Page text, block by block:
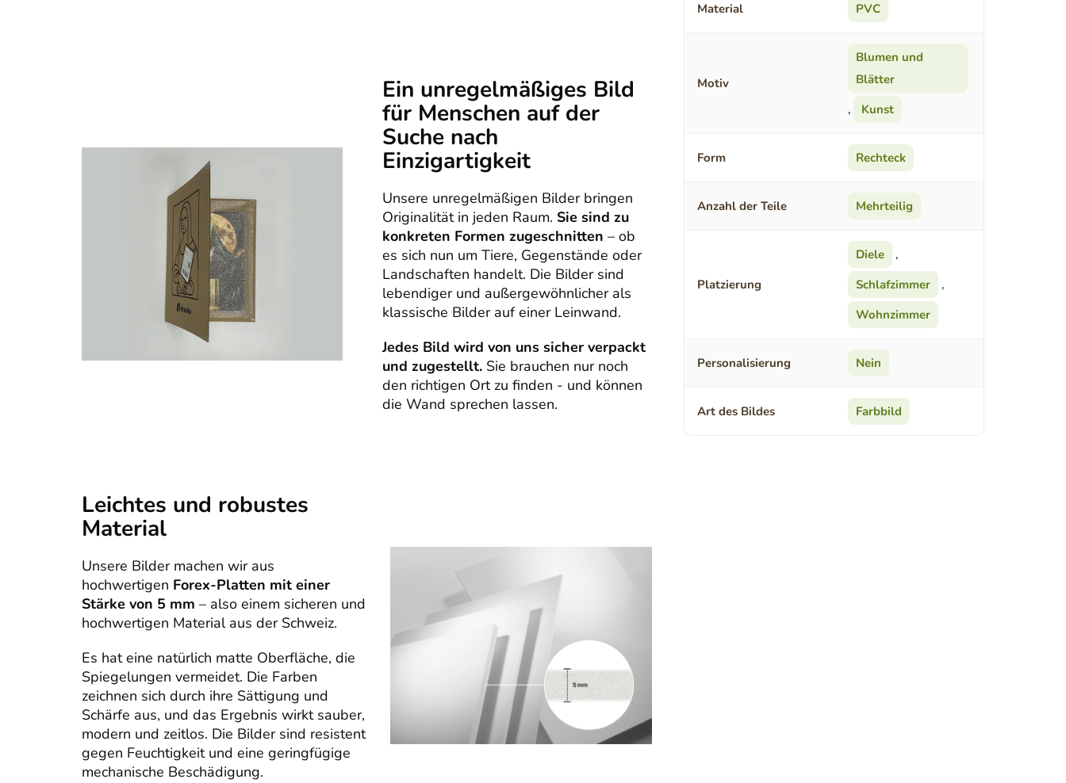
Ein unregelmäßiges Bild
für Menschen auf der
Suche nach
Einzigartigkeit
Unsere unregelmäßigen Bilder bringen
Originalität in jeden Raum. Sie sind zu
konkreten Formen zugeschnitten – ob
es sich nun um Tiere, Gegenstände oder
Landschaften handelt. Die Bilder sind
lebendiger und außergewöhnlicher als
klassische Bilder auf einer Leinwand.
Jedes Bild wird von uns sicher verpackt
und zugestellt. Sie brauchen nur noch
den richtigen Ort zu finden - und können
die Wand sprechen lassen.
Leichtes und robustes
Material
Unsere Bilder machen wir aus
hochwertigen Forex-Platten mit einer
Stärke von 5 mm – also einem sicheren und
hochwertigen Material aus der Schweiz.
Es hat eine natürlich matte Oberfläche, die
Spiegelungen vermeidet. Die Farben
zeichnen sich durch ihre Sättigung und
Schärfe aus, und das Ergebnis wirkt sauber,
modern und zeitlos. Die Bilder sind resistent
gegen Feuchtigkeit und eine geringfügige
mechanische Beschädigung.
Material PVC
Motiv
Blumen und
Blätter
,
Kunst
Form Rechteck
Anzahl der Teile Mehrteilig
Platzierung
Diele
,
Schlafzimmer
,
Wohnzimmer
Personalisierung Nein
Art des Bildes Farbbild